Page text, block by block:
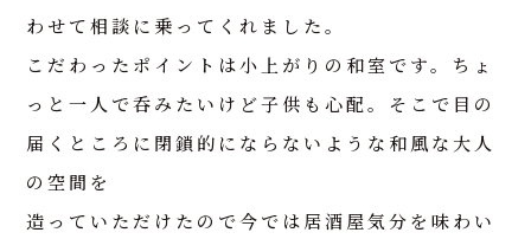
わせて相談に乗ってくれました。
こだわったポイントは小上がりの和室です。ちょ
っと一人で呑みたいけど子供も心配。そこで目の
届くところに閉鎖的にならないような和風な大人
の空間を
造っていただけたので今では居酒屋気分を味わい